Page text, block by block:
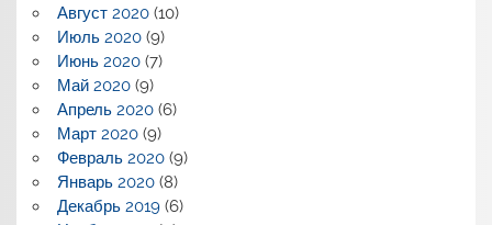
Август 2020(10)
Июль 2020(9)
Июнь 2020(7)
Май 2020(9)
Апрель 2020(6)
Март 2020(9)
Февраль 2020(9)
Январь 2020(8)
Декабрь 2019(6)